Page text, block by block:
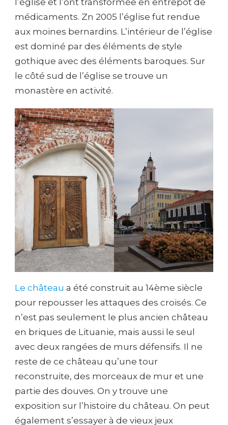
médicaments. Zn 2005 l’église fut rendue
aux moines bernardins. L’intérieur de l’église
est dominé par des éléments de style
gothique avec des éléments baroques. Sur
le côté sud de l’église se trouve un
monastère en activité.
Le château a été construit au 14ème siècle
pour repousser les attaques des croisés. Ce
n’est pas seulement le plus ancien château
en briques de Lituanie, mais aussi le seul
avec deux rangées de murs défensifs. Il ne
reste de ce château qu’une tour
reconstruite, des morceaux de mur et une
partie des douves. On y trouve une
exposition sur l’histoire du château. On peut
également s’essayer à de vieux jeux